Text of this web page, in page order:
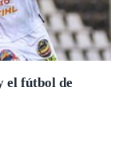
el fútbol de